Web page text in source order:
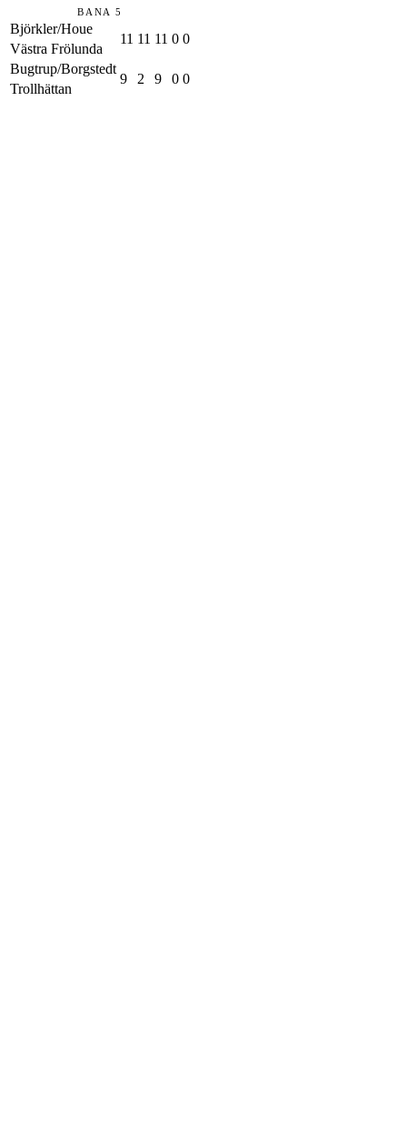
BANA 5
Björkler/Houe
11 11 11 0 0
Västra Frölunda
Bugtrup/Borgstedt
9 2 9 0 0
Trollhättan